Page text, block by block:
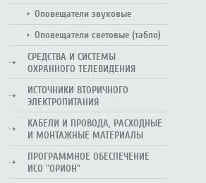
Оповещатели звуковые
Оповещатели световые (табло)
СРЕДСТВА И СИСТЕМЫ
ОХРАННОГО ТЕЛЕВИДЕНИЯ
ИСТОЧНИКИ ВТОРИЧНОГО
ЭЛЕКТРОПИТАНИЯ
КАБЕЛИ И ПРОВОДА, РАСХОДНЫЕ
И МОНТАЖНЫЕ МАТЕРИАЛЫ
ПРОГРАММНОЕ ОБЕСПЕЧЕНИЕ
ИСО "ОРИОН"